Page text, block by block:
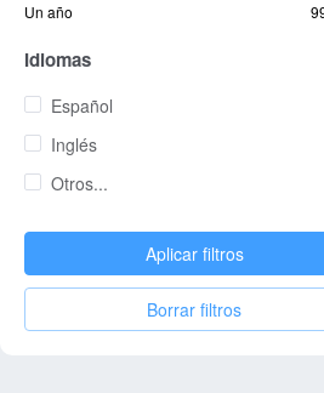
Un año
Idiomas
Español
Inglés
Otros...
Aplicar filtros
Borrar filtros